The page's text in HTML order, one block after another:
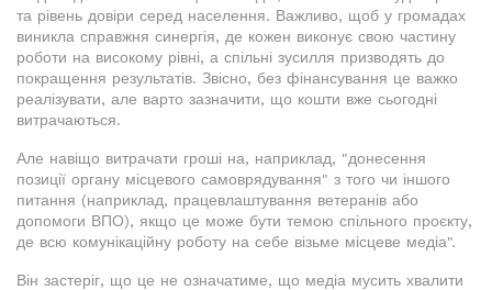
та рівень довіри серед населення. Важливо, щоб у громадах
виникла справжня синергія, де кожен виконує свою частину
роботи на високому рівні, а спільні зусилля призводять до
покращення результатів. Звісно, без фінансування це важко
реалізувати, але варто зазначити, що кошти вже сьогодні
витрачаються.
Але навіщо витрачати гроші на, наприклад, "донесення
позиції органу місцевого самоврядування" з того чи іншого
питання (наприклад, працевлаштування ветеранів або
допомоги ВПО), якщо це може бути темою спільного проєкту,
де всю комунікаційну роботу на себе візьме місцеве медіа".
Він застеріг, що це не означатиме, що медіа мусить хвалити